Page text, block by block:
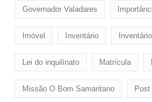
Governador Valadares
Imóvel Inventário
Lei do inquilinato Matrícula
Missão O Bom Samaritano